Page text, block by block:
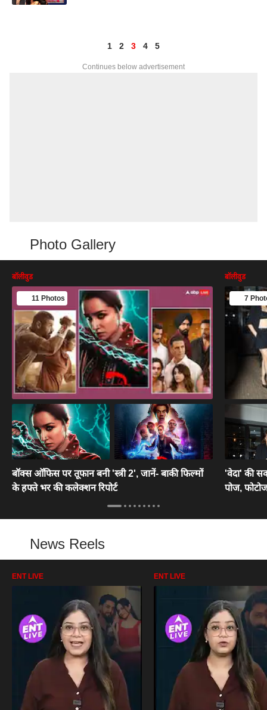
1 2 3 4 5
Continues below advertisement
Photo Gallery
बॉलीवुड
11 Photos
बॉक्स ऑफिस पर तूफान बनी 'स्त्री 2', जानें- बाकी फिल्मों
के हफ्ते भर की कलेक्शन रिपोर्ट
बॉलीवुड
7
'वेदा' की
पोज,
News Reels
ENT LIVE ENT LIVE